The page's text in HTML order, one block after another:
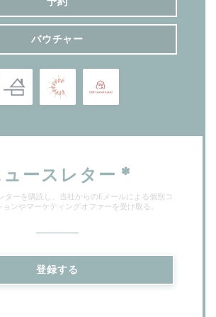
バウチャー
ースレター *
ターを購読し、当社からのEメールによる個別コ
ョンやマーケティングオファーを受け取る。
登録する